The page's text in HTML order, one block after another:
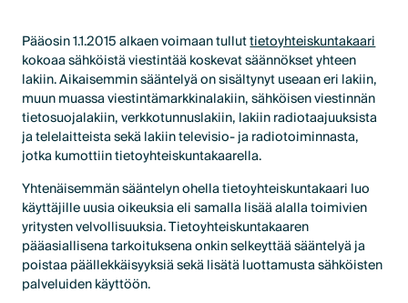
Pääosin 1.1.2015 alkaen voimaan tulluttietoyhteiskuntakaari
kokoaa sähköistä viestintää koskevat säännökset yhteen
lakiin. Aikaisemmin sääntelyä on sisältynyt useaan eri lakiin,
muun muassa viestintämarkkinalakiin, sähköisen viestinnän
tietosuojalakiin, verkkotunnuslakiin, lakiin radiotaajuuksista
ja telelaitteista sekä lakiin televisio- ja radiotoiminnasta,
jotka kumottiin tietoyhteiskuntakaarella.
Yhtenäisemmän sääntelyn ohella tietoyhteiskuntakaari luo
käyttäjille uusia oikeuksia eli samalla lisää alalla toimivien
yritysten velvollisuuksia. Tietoyhteiskuntakaaren
pääasiallisena tarkoituksena onkin selkeyttää sääntelyä ja
poistaa päällekkäisyyksiä sekä lisätä luottamusta sähköisten
palveluiden käyttöön.